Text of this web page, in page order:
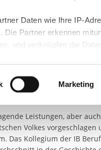
Daten wie Ihre IP-
Partner erkennen
und verknüpfen die Daten
in unsererCookie-
sind, müssen Sie
über Ihre Einwilligung für
widerrufen. Bitte
Marketing
Einstein. „Es gibt zwei
Wunderbar ist auch
Bedingungen
akademische
Leistungen, aber
Volkes vorgeschlagen
Kollegium der IB